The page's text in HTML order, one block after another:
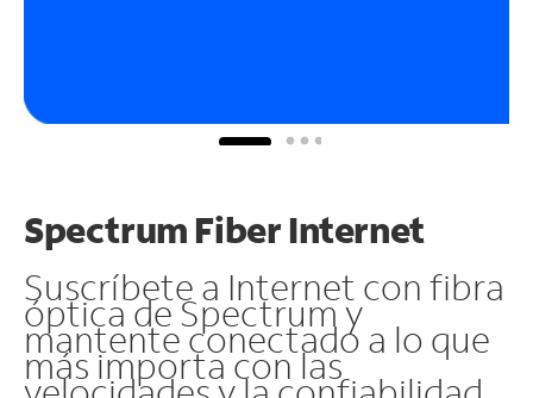
Spectrum Fiber Internet
Suscríbete a Internet con fibra
óptica de Spectrum y
mantente conectado a lo que
más importa con las